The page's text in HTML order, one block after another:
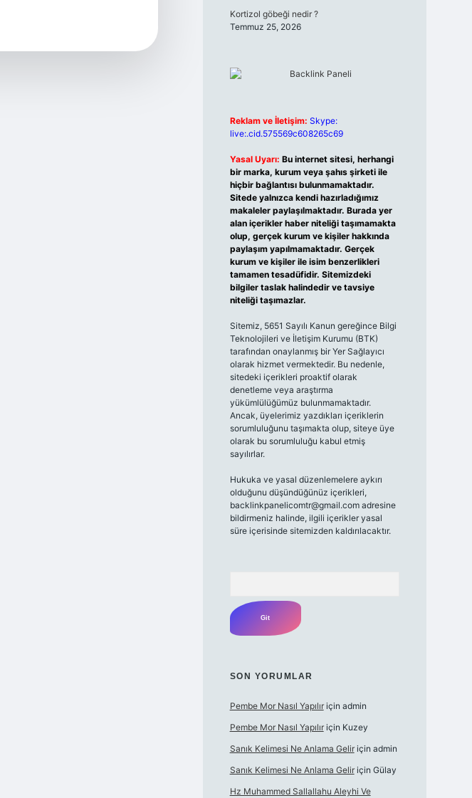
Kortizol göbeği nedir ?
Temmuz 25, 2026
Reklam ve İletişim: Skype:
live:.cid.575569c608265c69
Yasal Uyarı: Bu internet sitesi, herhangi
bir marka, kurum veya şahıs şirketi ile
hiçbir bağlantısı bulunmamaktadır.
Sitede yalnızca kendi hazırladığımız
makaleler paylaşılmaktadır. Burada yer
alan içerikler haber niteliği taşımamakta
olup, gerçek kurum ve kişiler hakkında
paylaşım yapılmamaktadır. Gerçek
kurum ve kişiler ile isim benzerlikleri
tamamen tesadüfidir. Sitemizdeki
bilgiler taslak halindedir ve tavsiye
niteliği taşımazlar.
Sitemiz, 5651 Sayılı Kanun gereğince Bilgi
Teknolojileri ve İletişim Kurumu (BTK)
tarafından onaylanmış bir Yer Sağlayıcı
olarak hizmet vermektedir. Bu nedenle,
sitedeki içerikleri proaktif olarak
denetleme veya araştırma
yükümlülüğümüz bulunmamaktadır.
Ancak, üyelerimiz yazdıkları içeriklerin
sorumluluğunu taşımakta olup, siteye üye
olarak bu sorumluluğu kabul etmiş
sayılırlar.
Hukuka ve yasal düzenlemelere aykırı
olduğunu düşündüğünüz içerikleri,
backlinkpanelicomtr@gmail.comadresine
bildirmeniz halinde, ilgili içerikler yasal
süre içerisinde sitemizden kaldırılacaktır.
SON YORUMLAR
Pembe Mor Nasıl Yapılıriçin admin
Pembe Mor Nasıl Yapılıriçin Kuzey
Sanık Kelimesi Ne Anlama Geliriçin admin
Sanık Kelimesi Ne Anlama Geliriçin Gülay
Hz Muhammed Sallallahu Aleyhi Ve